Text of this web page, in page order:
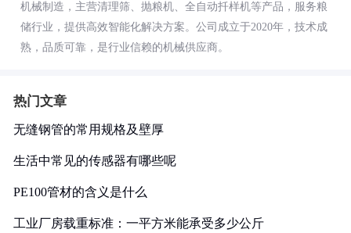
机械制造，主营清理筛、抛粮机、全自动扦样机等产品，服务粮
储行业，提供高效智能化解决方案。公司成立于2020年，技术成
熟，品质可靠，是行业信赖的机械供应商。
热门文章
无缝钢管的常用规格及壁厚
生活中常见的传感器有哪些呢
PE100管材的含义是什么
工业厂房载重标准：一平方米能承受多少公斤